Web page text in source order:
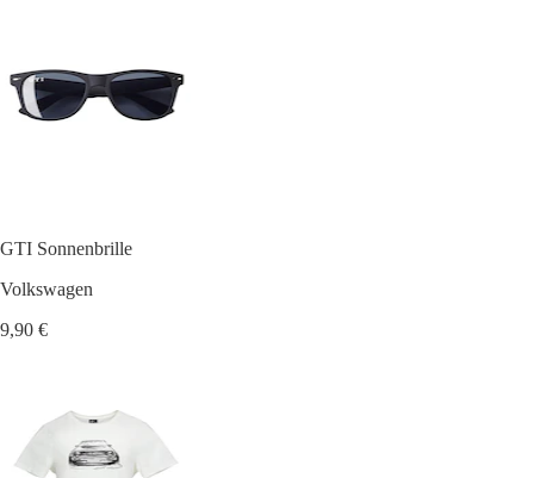
GTI Sonnenbrille
Volkswagen
9,90 €